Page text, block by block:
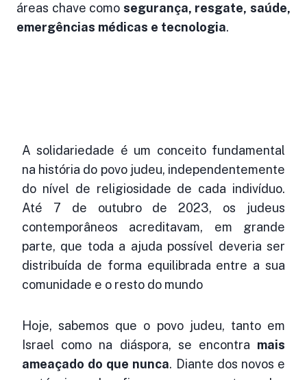
áreas chave como segurança, resgate, saúde,
emergências médicas e tecnologia.
A solidariedade é um conceito fundamental
na história do povo judeu, independentemente
do nível de religiosidade de cada indivíduo.
Até 7 de outubro de 2023, os judeus
contemporâneos acreditavam, em grande
parte, que toda a ajuda possível deveria ser
distribuída de forma equilibrada entre a sua
comunidade e o resto do mundo
Hoje, sabemos que o povo judeu, tanto em
Israel como na diáspora, se encontra mais
ameaçado do que nunca. Diante dos novos e